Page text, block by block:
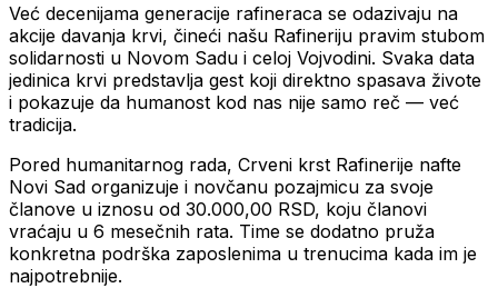
Već decenijama generacije rafineraca se odazivaju na
akcije davanja krvi, čineći našu Rafineriju pravim stubom
solidarnosti u Novom Sadu i celoj Vojvodini. Svaka data
jedinica krvi predstavlja gest koji direktno spasava živote
i pokazuje da humanost kod nas nije samo reč — već
tradicija.
Pored humanitarnog rada, Crveni krst Rafinerije nafte
Novi Sad organizuje i novčanu pozajmicu za svoje
članove u iznosu od 30.000,00 RSD, koju članovi
vraćaju u 6 mesečnih rata. Time se dodatno pruža
konkretna podrška zaposlenima u trenucima kada im je
najpotrebnije.